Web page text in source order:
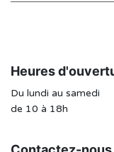
Heures
Du lundi au samedi
de 10 à 18h